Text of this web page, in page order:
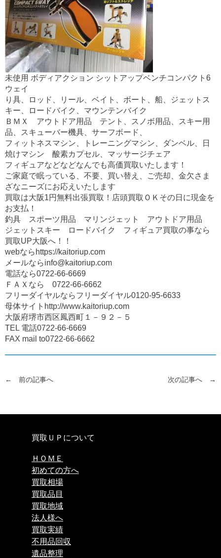
未使用 ボディアクション シットアップベンチコンパクト6
ウェイ
り具、ロッド、リール、ベイト、ボート、船、ジェットス
キー、ロードバイク、マウンテンバイク
ＢＭＸ アウトドア用品 テント、スノボ用品、スキー用
品、スキューバー機具、サーフボード、
フィットネスマシン、トレーニングマシン、ダンベル、日
焼けマシン 酸素カプセル、マッサージチェア
フィギュアなどなどなんでも高価買取いたします！
ご家庭で眠っている、不要、買い替え、ご売却、金欠さま
ざなニーズにお応えいたします
買取は大阪1円無料出張買取！店頭買取ＯＫその日に現金を
お支払！
釣具 スポーツ用品 マリンジェット アウトドア用品
ジェットスキー ロードバイク フィギュア買取の事なら
買取UP大阪へ！！
webならhttps://kaitoriup.com
メールならinfo@kaitoriup.com
電話なら0722-66-6669
ＦＡＸなら 0722-66-6662
フリーダイヤルならフリーダイヤル0120-95-6633
母体サイトhttp://www.kaitoriup.com
大阪府堺市西区鳳西町１－９２－５
TEL 電話0722-66-6669
FAX mail to0722-66-6662
← 前の記事へ 次の記事へ →
買取ＵＰについて
ＨＯＭＥ
初めての方へ
買取相場
買取品目
買取地域
法人様へ
買取実績
不用品回収
遺品整理